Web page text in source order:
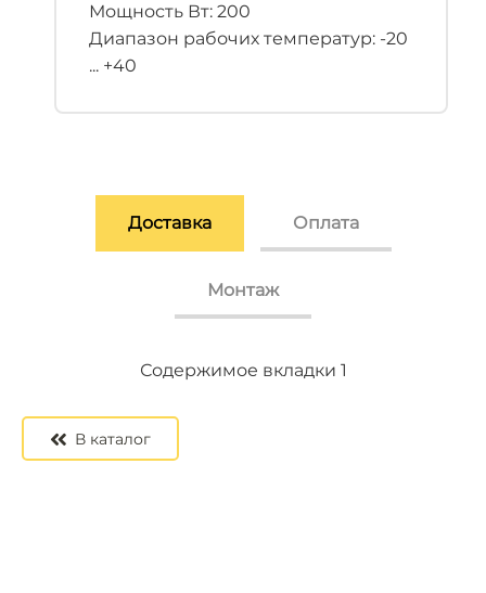
Мощность Вт: 200
Диапазон рабочих температур: -20
... +40
Доставка Оплата
Монтаж
Содержимое вкладки 1
Содержимое вкладки 2
Содержимое вкладки 3
В каталог